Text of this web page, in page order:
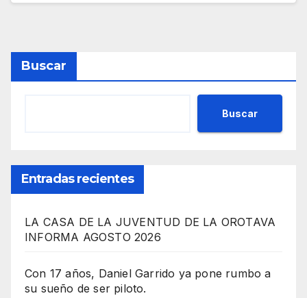
Buscar
Buscar
Entradas recientes
LA CASA DE LA JUVENTUD DE LA OROTAVA
INFORMA AGOSTO 2026
Con 17 años, Daniel Garrido ya pone rumbo a
su sueño de ser piloto.